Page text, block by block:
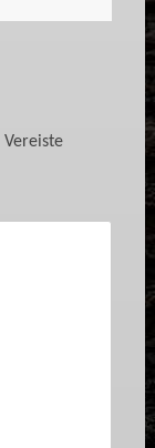
Vereiste